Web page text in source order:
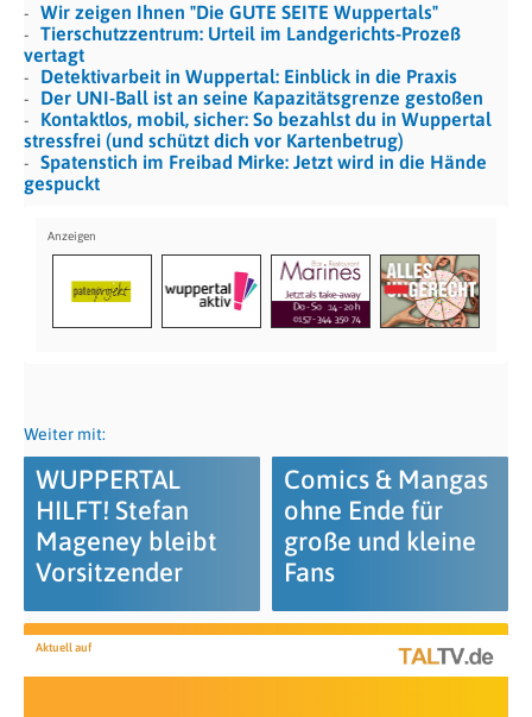
Wir zeigen Ihnen "Die GUTE SEITE Wuppertals"
Tierschutzzentrum: Urteil im Landgerichts-Prozeß
vertagt
Detektivarbeit in Wuppertal: Einblick in die Praxis
Der UNI-Ball ist an seine Kapazitätsgrenze gestoßen
Kontaktlos, mobil, sicher: So bezahlst du in Wuppertal
stressfrei (und schützt dich vor Kartenbetrug)
Spatenstich im Freibad Mirke: Jetzt wird in die Hände
gespuckt
Weiter mit:
WUPPERTAL
HILFT! Stefan
Mageney bleibt
Vorsitzender
Comics & Mangas
ohne Ende für
große und kleine
Fans
Aktuell auf